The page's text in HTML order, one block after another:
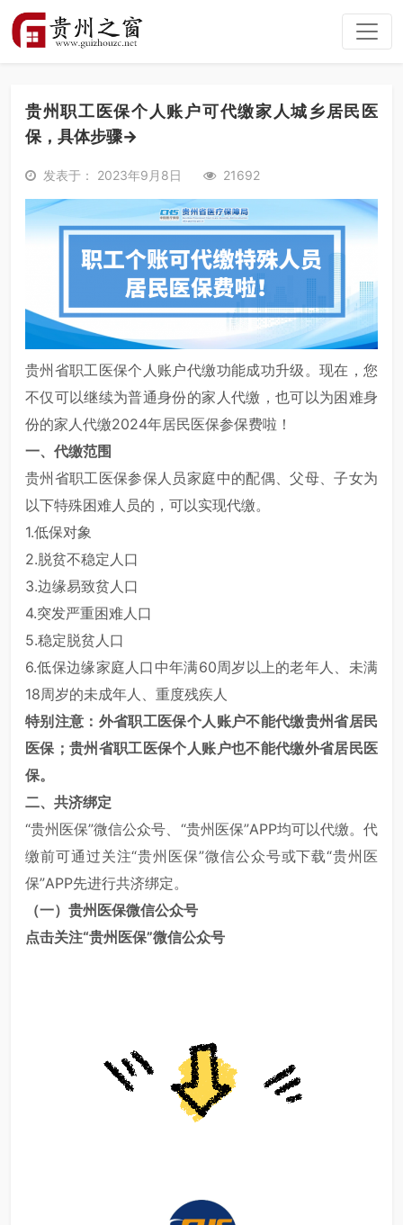
贵州职工医保个人账户可代缴家人城乡居民医
保，具体步骤→
发表于： 2023年9月8日 21692
贵州省职工医保个人账户代缴功能成功升级。现在，您
不仅可以继续为普通身份的家人代缴，也可以为困难身
份的家人代缴2024年居民医保参保费啦！
一、代缴范围
贵州省职工医保参保人员家庭中的配偶、父母、子女为
以下特殊困难人员的，可以实现代缴。
1.低保对象
2.脱贫不稳定人口
3.边缘易致贫人口
4.突发严重困难人口
5.稳定脱贫人口
6.低保边缘家庭人口中年满60周岁以上的老年人、未满
18周岁的未成年人、重度残疾人
特别注意：外省职工医保个人账户不能代缴贵州省居民
医保；贵州省职工医保个人账户也不能代缴外省居民医
保。
二、共济绑定
“贵州医保”微信公众号、“贵州医保”APP均可以代缴。代
缴前可通过关注“贵州医保”微信公众号或下载“贵州医
保”APP先进行共济绑定。
（一）贵州医保微信公众号
点击关注“贵州医保”微信公众号